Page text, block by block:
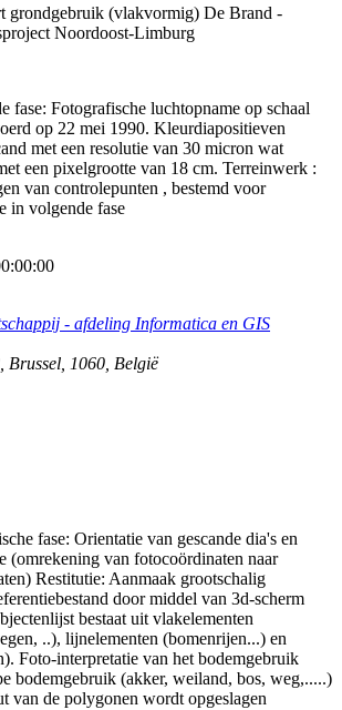
grondgebruik (vlakvormig) De Brand -
Noordoost-Limburg
fase: Fotografische luchtopname op schaal
op 22 mei 1990. Kleurdiapositieven
met een resolutie van 30 micron wat
een pixelgrootte van 18 cm. Terreinwerk :
van controlepunten , bestemd voor
in volgende fase
- afdeling Informatica en GIS
Brussel 1060 België
fase: Orientatie van gescande dia's en
(omrekening van fotocoördinaten naar
Restitutie: Aanmaak grootschalig
door middel van 3d-scherm
bestaat uit vlakelementen
..), lijnelementen (bomenrijen...) en
Foto-interpretatie van het bodemgebruik
bodemgebruik (akker, weiland, bos, weg,.....)
van de polygonen wordt opgeslagen